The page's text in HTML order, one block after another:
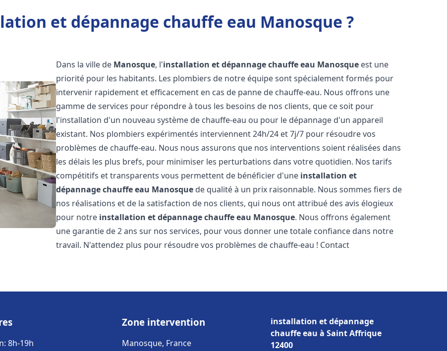
et dépannage chauffe eau Manosque ?
Dans la ville de Manosque, l'installation et dépannage chauffe eau Manosque est une
priorité pour les habitants. Les plombiers de notre équipe sont spécialement formés pour
intervenir rapidement et efficacement en cas de panne de chauffe-eau. Nous offrons une
gamme de services pour répondre à tous les besoins de nos clients, que ce soit pour
l'installation d'un nouveau système de chauffe-eau ou pour le dépannage d'un appareil
existant. Nos plombiers expérimentés interviennent 24h/24 et 7j/7 pour résoudre vos
problèmes de chauffe-eau. Nous nous assurons que nos interventions soient réalisées dans
les délais les plus brefs, pour minimiser les perturbations dans votre quotidien. Nos tarifs
compétitifs et transparents vous permettent de bénéficier d'une installation et
dépannage chauffe eau Manosque de qualité à un prix raisonnable. Nous sommes fiers de
nos réalisations et de la satisfaction de nos clients, qui nous ont attribué des avis élogieux
pour notre installation et dépannage chauffe eau Manosque. Nous offrons également
une garantie de 2 ans sur nos services, pour vous donner une totale confiance dans notre
travail. N'attendez plus pour résoudre vos problèmes de chauffe-eau ! Contact
8h-19h
Zone intervention
Manosque, France
installation et dépannage
chauffe eau à Saint Affrique
12400